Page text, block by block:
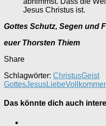
Jesus Christus ist.
Gottes Schutz, Segen und
euer Thorsten Thiem
Share
Schlagwörter: ChristusGeist
GottesJesusLiebe
Das könnte dich auch